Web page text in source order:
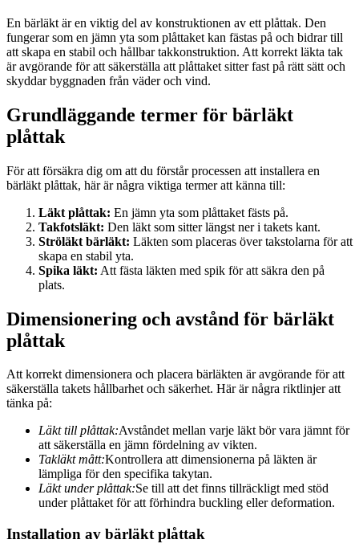
En bärläkt är en viktig del av konstruktionen av ett plåttak. Den
fungerar som en jämn yta som plåttaket kan fästas på och bidrar till
att skapa en stabil och hållbar takkonstruktion. Att korrekt läkta tak
är avgörande för att säkerställa att plåttaket sitter fast på rätt sätt och
skyddar byggnaden från väder och vind.
Grundläggande termer för bärläkt
plåttak
För att försäkra dig om att du förstår processen att installera en
bärläkt plåttak, här är några viktiga termer att känna till:
Läkt plåttak: En jämn yta som plåttaket fästs på.
Takfotsläkt: Den läkt som sitter längst ner i takets kant.
Ströläkt bärläkt: Läkten som placeras över takstolarna för att
skapa en stabil yta.
Spika läkt: Att fästa läkten med spik för att säkra den på
plats.
Dimensionering och avstånd för bärläkt
plåttak
Att korrekt dimensionera och placera bärläkten är avgörande för att
säkerställa takets hållbarhet och säkerhet. Här är några riktlinjer att
tänka på:
Läkt till plåttak:Avståndet mellan varje läkt bör vara jämnt för
att säkerställa en jämn fördelning av vikten.
Takläkt mått:Kontrollera att dimensionerna på läkten är
lämpliga för den specifika takytan.
Läkt under plåttak:Se till att det finns tillräckligt med stöd
under plåttaket för att förhindra buckling eller deformation.
Installation av bärläkt plåttak